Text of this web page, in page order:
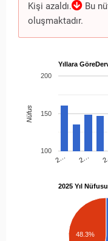
Kişi azaldı.
Bu
oluşmaktadır.
Yıllara
2… 2…
100
150
200
Nüfus
2025 Yıl
48.3%